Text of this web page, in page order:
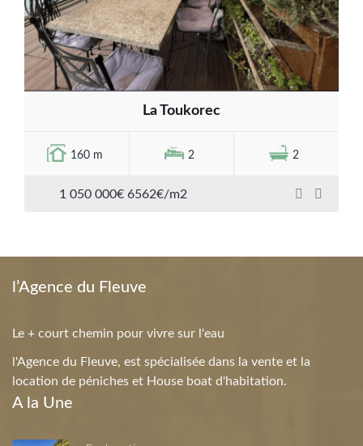
La Toukorec
160 m 2 2
1 050 000€ 6562€/m2
l’Agence du Fleuve
Le + court chemin pour vivre sur l'eau
l'Agence du Fleuve, est spécialisée dans la vente et la
location de péniches et House boat d'habitation.
A la Une